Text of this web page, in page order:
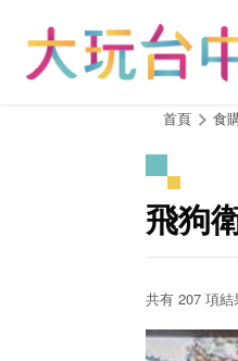
首頁 食
飛狗
共有 207 項結